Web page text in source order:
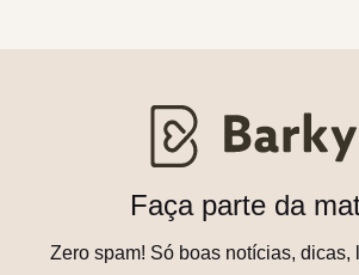
Faça parte da
Zero spam! Só boas notícias, dicas,